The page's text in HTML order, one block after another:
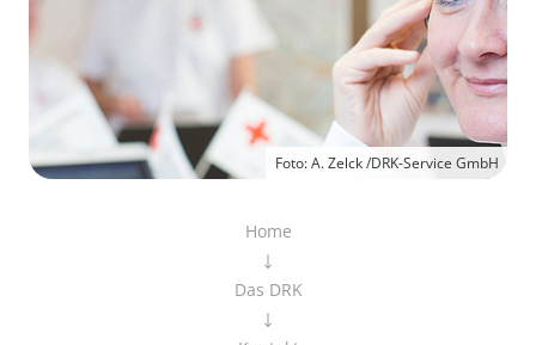
Foto: A. Zelck /DRK-Service GmbH
Home
Das DRK